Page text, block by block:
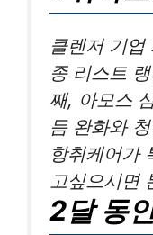
클렌저 기업
종 리스트
째, 아모스
듬 완화와
항취케어가
고싶으시면
2달 동